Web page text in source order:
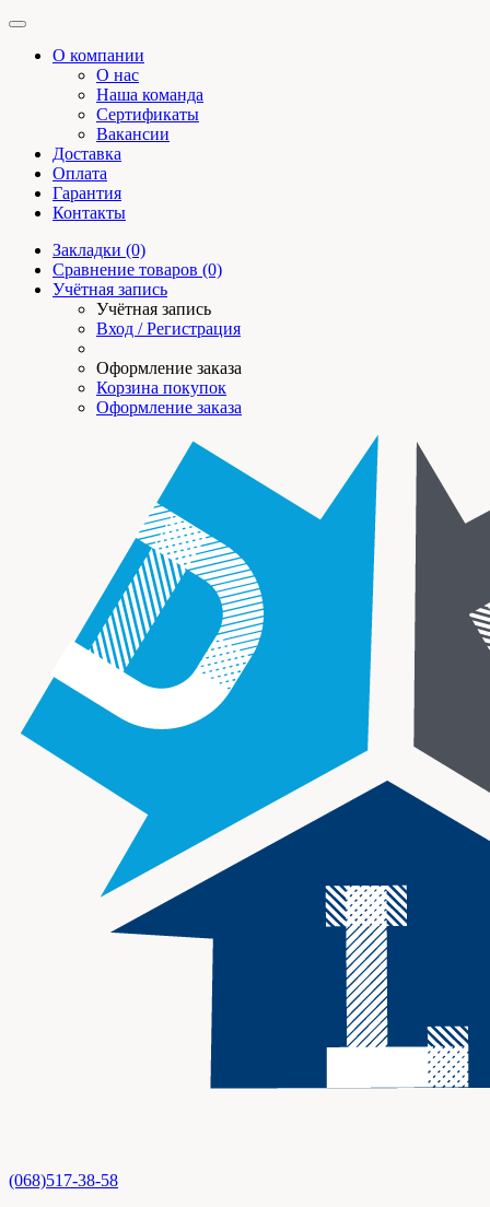
О компании
О нас
Наша команда
Сертификаты
Вакансии
Доставка
Оплата
Гарантия
Контакты
Закладки (0)
Сравнение товаров (0)
Учётная запись
Учётная запись
Вход / Регистрация
Оформление заказа
Корзина покупок
Оформление заказа
(068)517-38-58